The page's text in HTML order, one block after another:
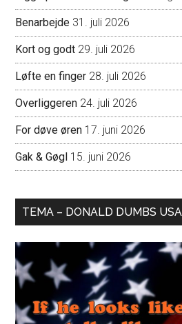
Benarbejde 31. juli 2026
Kort og godt 29. juli 2026
Løfte en finger 28. juli 2026
Overliggeren 24. juli 2026
For døve øren 17. juni 2026
Gak & Gøgl 15. juni 2026
TEMA – DONALD DUMBS USA